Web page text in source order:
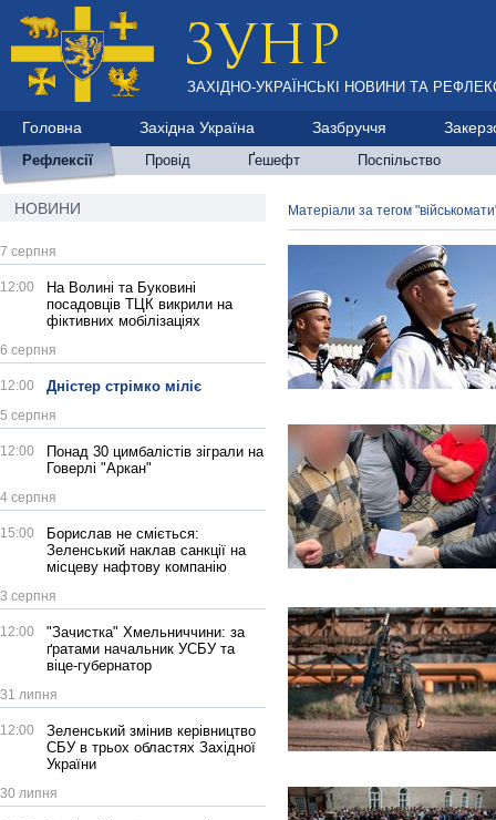
ЗАХІДНО-УКРАЇНСЬКІ НОВИНИ ТА
Головна Західна Україна Зазбруччя
Рефлексії Провід Ґешефт Поспільство
НОВИНИ
7 серпня
12:00
На Волині та Буковині
посадовців ТЦК викрили на
фіктивних мобілізаціях
6 серпня
12:00 Дністер стрімко міліє
5 серпня
12:00
Понад 30 цимбалістів зіграли на
Говерлі "Аркан"
4 серпня
15:00
Борислав не сміється:
Зеленський наклав санкції на
місцеву нафтову компанію
3 серпня
12:00
"Зачистка" Хмельниччини: за
ґратами начальник УСБУ та
віце-губернатор
31 липня
12:00
Зеленський змінив керівництво
СБУ в трьох областях Західної
України
30 липня
Матеріали за тегом